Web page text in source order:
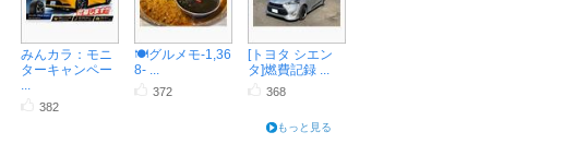
みんカラ：モニ
ターキャンペー
...
382
🍽️グルメモ-1,36
8- ...
372
[トヨタ シエン
タ]燃費記録 ...
368
もっと見る